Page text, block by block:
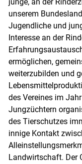
unserem
Jugendliche und
Interesse an der
ermöglichen,
weiterzubilden und
des Vereines im
Jungzüchtern
des Tierschutzes
innige Kontakt
Landwirtschaft. Der